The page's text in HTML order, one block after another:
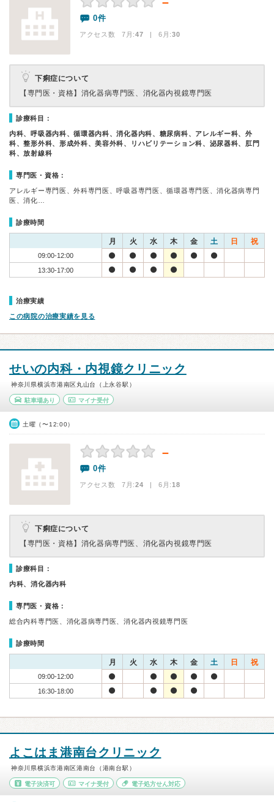
0件
アクセス数 7月:47 | 6月:30
下痢症について
【専門医・資格】 消化器病専門医、消化器内視鏡専門医
診療科目：
内科、呼吸器内科、循環器内科、消化器内科、糖尿病科、アレルギー科、外
科、整形外科、形成外科、美容外科、リハビリテーション科、泌尿器科、肛門
科、放射線科
専門医・資格：
アレルギー専門医、外科専門医、呼吸器専門医、循環器専門医、消化器病専門
医、消化…
診療時間
月 火 水 木 金 土 日 祝
09:00-12:00
13:30-17:00
治療実績
この病院の治療実績を見る
せいの内科・内視鏡クリニック
神奈川県横浜市港南区丸山台（上永谷駅）
駐車場あり マイナ受付
土曜（〜12:00）
－
0件
アクセス数 7月:24 | 6月:18
下痢症について
【専門医・資格】 消化器病専門医、消化器内視鏡専門医
診療科目：
内科、消化器内科
専門医・資格：
総合内科専門医、消化器病専門医、消化器内視鏡専門医
診療時間
月 火 水 木 金 土 日 祝
09:00-12:00
16:30-18:00
よこはま港南台クリニック
神奈川県横浜市港南区港南台（港南台駅）
電子決済可 マイナ受付 電子処方せん対応